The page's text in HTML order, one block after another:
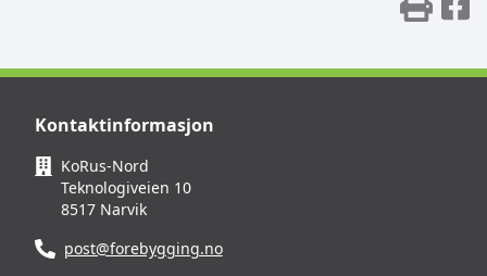
Kontaktinformasjon
KoRus-Nord
Teknologiveien 10
8517 Narvik
post@forebygging.no